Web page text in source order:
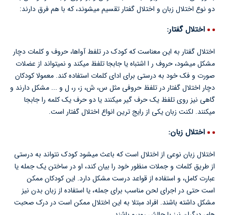
دو نوع اختلال زبان و اختلال گفتار تقسیم میشوند، که با هم فرق دارند:
اختلال گفتار:
اختلال گفتار به این معناست که کودک در تلفط آواها، حروف و کلمات دچار
مشکل میشود، حروف ر ا اشتباه یا جابجا تلفظ میکند و نمیتواند از عضلات
صورت و فک خود به درستی برای ادای کلمات استفاده کند. معمولا کودکان
دچار اختلال گفتار در تلفظ حروفی مثل س، ش، ز، ر، ل و ... مشکل دارند و
گاهی نیز روی تلفظ یک حرف گیر میکنند یا دو حرف یک کلمه را جابجا
میکنند. لکنت زبان یکی از رایج ترین انواع اختلال گفتار است.
اختلال زبان:
اختلال زبان نوعی از اختلال است که باعث میشود کودک نتواند به درستی
از طریق کلمات و جملات منظور خود را بیان کند، او در ساختن یک جمله یا
عبارت کامل، و استفاده از قواعد درست مشکل دارد. این کودکان ممکن
است حتی در اجرای لحن مناسب برای جمله، یا استفاده از زبان بدن نیز
مشکل داشته باشند. افراد مبتلا به این اختلال ممکن است در درک صحبت